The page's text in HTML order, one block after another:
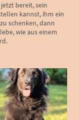
bereit, sein
kannst, ihm ein
schenken, dann
wie aus einem